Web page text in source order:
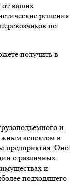
от ваших
решения
по
получить в
и
аспектом в
предприятия. Оно
о различных
и
подходящего